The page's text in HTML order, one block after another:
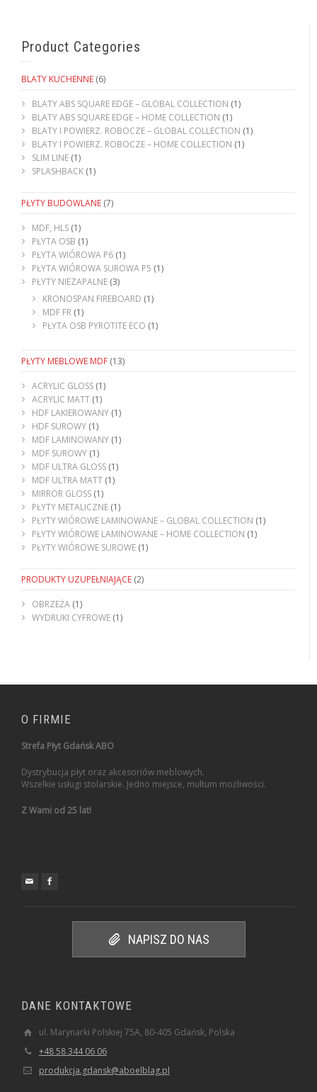
Product Categories
BLATY KUCHENNE (6)
BLATY ABS SQUARE EDGE – GLOBAL COLLECTION (1)
BLATY ABS SQUARE EDGE – HOME COLLECTION (1)
BLATY I POWIERZ. ROBOCZE – GLOBAL COLLECTION (1)
BLATY I POWIERZ. ROBOCZE – HOME COLLECTION (1)
SLIM LINE (1)
SPLASHBACK (1)
PŁYTY BUDOWLANE (7)
MDF, HLS (1)
PŁYTA OSB (1)
PŁYTA WIÓROWA P6 (1)
PŁYTA WIÓROWA SUROWA P5 (1)
PŁYTY NIEZAPALNE (3)
KRONOSPAN FIREBOARD (1)
MDF FR (1)
PŁYTA OSB PYROTITE ECO (1)
PŁYTY MEBLOWE MDF (13)
ACRYLIC GLOSS (1)
ACRYLIC MATT (1)
HDF LAKIEROWANY (1)
HDF SUROWY (1)
MDF LAMINOWANY (1)
MDF SUROWY (1)
MDF ULTRA GLOSS (1)
MDF ULTRA MATT (1)
MIRROR GLOSS (1)
PŁYTY METALICZNE (1)
PŁYTY WIÓROWE LAMINOWANE – GLOBAL COLLECTION (1)
PŁYTY WIÓROWE LAMINOWANE – HOME COLLECTION (1)
PŁYTY WIÓROWE SUROWE (1)
PRODUKTY UZUPEŁNIAJĄCE (2)
OBRZEŻA (1)
WYDRUKI CYFROWE (1)
O FIRMIE
Strefa Płyt Gdańsk ABO
Dystrybucja płyt oraz akcesoriów meblowych.
Wszelkie usługi stolarskie. Jedno miejsce, multum możliwości.
Z Wami od 25 lat!
NAPISZ DO NAS
DANE KONTAKTOWE
ul. Marynarki Polskiej 75A, 80-405 Gdańsk, Polska
+48 58 344 06 06
produkcja.gdansk@aboelblag.pl